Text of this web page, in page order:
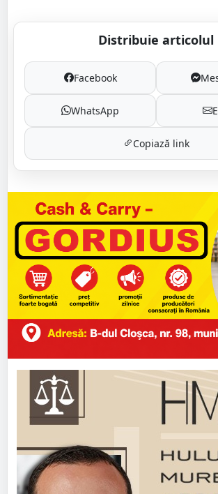
Distribuie articolul
Facebook
WhatsApp
Copiază link